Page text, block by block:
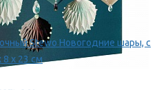
Stewo Новогодние шары, с
8 х 23 см